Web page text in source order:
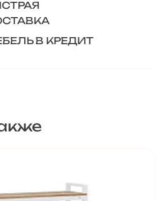
В КРЕДИТ